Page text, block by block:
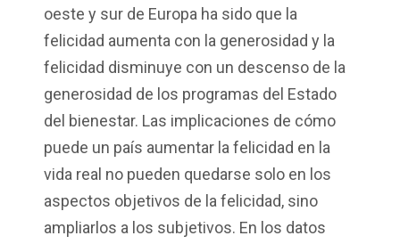
oeste y sur de Europa ha sido que la
felicidad aumenta con la generosidad y la
felicidad disminuye con un descenso de la
generosidad de los programas del Estado
del bienestar. Las implicaciones de cómo
puede un país aumentar la felicidad en la
vida real no pueden quedarse solo en los
aspectos objetivos de la felicidad, sino
ampliarlos a los subjetivos. En los datos